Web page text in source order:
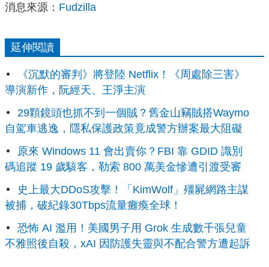
消息來源： Fudzilla
延伸閱讀
《沉默的審判》將登陸 Netflix！《周處除三害》
導演新作，阮經天、王淨主演
29顆鏡頭也抓不到一個賊？舊金山竊賊搭Waymo
自駕車逃逸，隱私保護政策竟成警方辦案最大阻礙
原來 Windows 11 會出賣你？FBI 靠 GDID 識別
碼追蹤 19 歲駭客，勒索 800 萬美金慘遭引渡受審
史上最大DDoS攻擊！「KimWolf」殭屍網路主謀
被捕，破紀錄30Tbps流量癱瘓全球！
恐怖 AI 濫用！美國男子用 Grok 生成數千張兒童
不雅照後自殺，xAI 因防護失靈與不配合警方遭起訴